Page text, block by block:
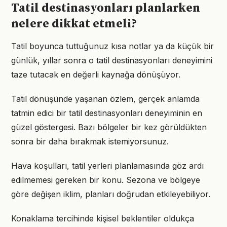
Tatil destinasyonları planlarken
nelere dikkat etmeli?
Tatil boyunca tuttuğunuz kısa notlar ya da küçük bir
günlük, yıllar sonra o tatil destinasyonları deneyimini
taze tutacak en değerli kaynağa dönüşüyor.
Tatil dönüşünde yaşanan özlem, gerçek anlamda
tatmin edici bir tatil destinasyonları deneyiminin en
güzel göstergesi. Bazı bölgeler bir kez görüldükten
sonra bir daha bırakmak istemiyorsunuz.
Hava koşulları, tatil yerleri planlamasında göz ardı
edilmemesi gereken bir konu. Sezona ve bölgeye
göre değişen iklim, planları doğrudan etkileyebiliyor.
Konaklama tercihinde kişisel beklentiler oldukça